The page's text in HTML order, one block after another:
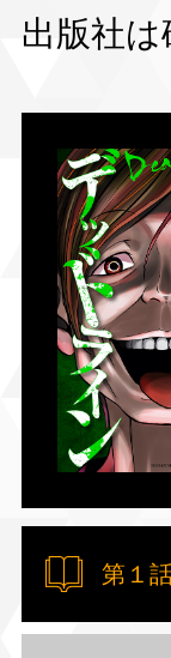
出版社
第１